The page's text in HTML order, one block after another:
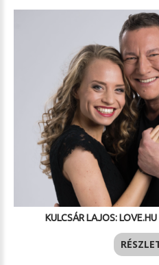
KULCSÁR LAJOS: